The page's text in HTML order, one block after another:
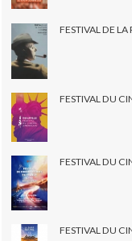
FESTIVAL DE
FESTIVAL DU
FESTIVAL DU
FESTIVAL DU